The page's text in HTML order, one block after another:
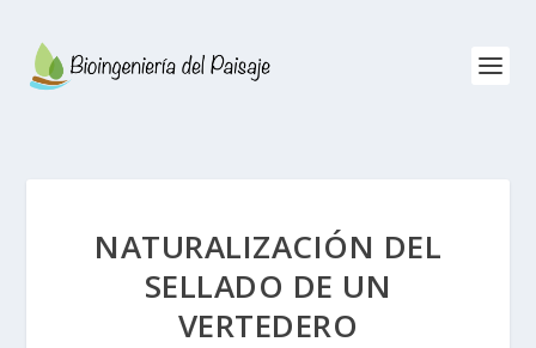
NATURALIZACIÓN DEL
SELLADO DE UN
VERTEDERO